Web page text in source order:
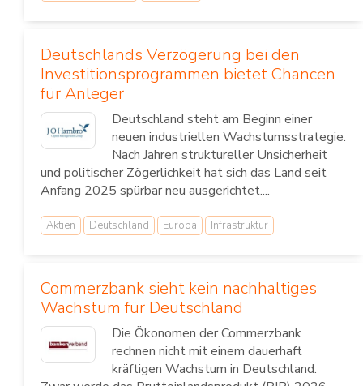
Deutschlands Verzögerung bei den
Investitionsprogrammen bietet Chancen
für Anleger
Deutschland steht am Beginn einer
neuen industriellen Wachstumsstrategie.
Nach Jahren struktureller Unsicherheit
und politischer Zögerlichkeit hat sich das Land seit
Anfang 2025 spürbar neu ausgerichtet....
Aktien Deutschland Europa Infrastruktur
Commerzbank sieht kein nachhaltiges
Wachstum für Deutschland
Die Ökonomen der Commerzbank
rechnen nicht mit einem dauerhaft
kräftigen Wachstum in Deutschland.